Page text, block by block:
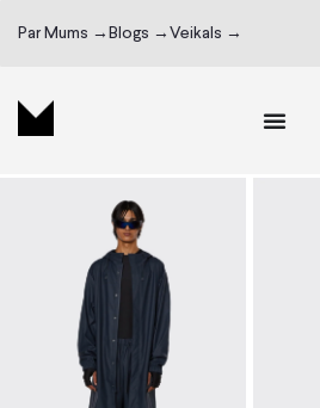
Par Mums → Blogs → Veikals →